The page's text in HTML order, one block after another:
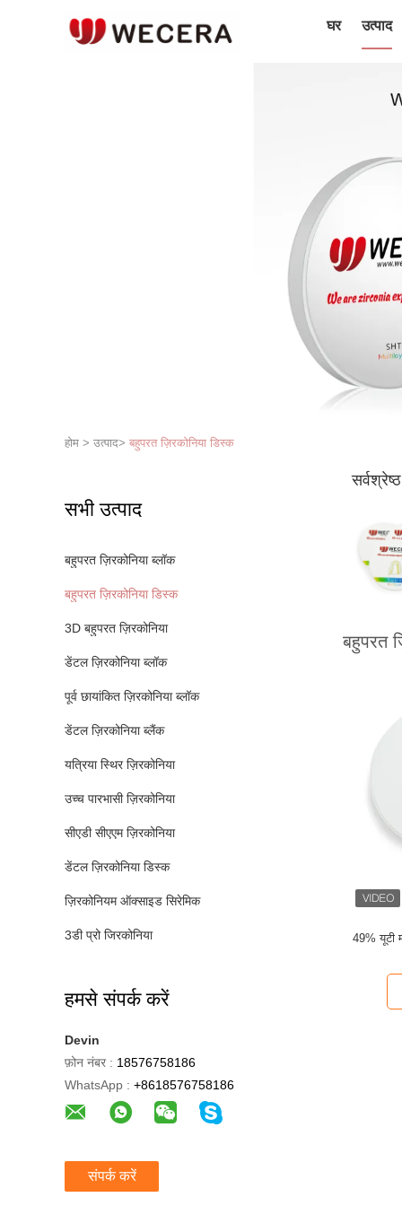
घर उत्पाद
होम > उत्पाद> बहुपरत ज़िरकोनिया डिस्क
सभी उत्पाद
बहुपरत ज़िरकोनिया ब्लॉक
बहुपरत ज़िरकोनिया डिस्क
3D बहुपरत ज़िरकोनिया
डेंटल ज़िरकोनिया ब्लॉक
पूर्व छायांकित ज़िरकोनिया ब्लॉक
डेंटल ज़िरकोनिया ब्लैंक
यत्रिया स्थिर ज़िरकोनिया
उच्च पारभासी ज़िरकोनिया
सीएडी सीएएम ज़िरकोनिया
डेंटल ज़िरकोनिया डिस्क
ज़िरकोनियम ऑक्साइड सिरेमिक
3डी प्रो जिरकोनिया
हमसे संपर्क करें
Devin
फ़ोन नंबर : 18576758186
WhatsApp : +8618576758186
संपर्क करें
बहुपरत
49% यूटी